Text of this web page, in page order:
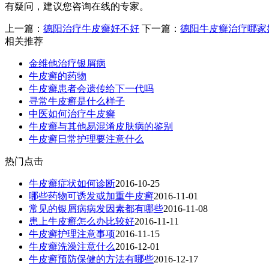
有疑问，建议您咨询在线的专家。
上一篇： 德阳治疗牛皮癣好不好 下一篇： 德阳牛皮癣治疗哪家
相关推荐
金维他治疗银屑病
牛皮癣的药物
牛皮癣患者会遗传给下一代吗
寻常牛皮癣是什么样子
中医如何治疗牛皮癣
牛皮癣与其他易混淆皮肤病的鉴别
牛皮癣日常护理要注意什么
热门点击
牛皮癣症状如何诊断2016-10-25
哪些药物可诱发或加重牛皮癣2016-11-01
常见的银屑病病发因素都有哪些2016-11-08
患上牛皮癣怎么办比较好2016-11-11
牛皮癣护理注意事项2016-11-15
牛皮癣洗澡注意什么2016-12-01
牛皮癣预防保健的方法有哪些2016-12-17